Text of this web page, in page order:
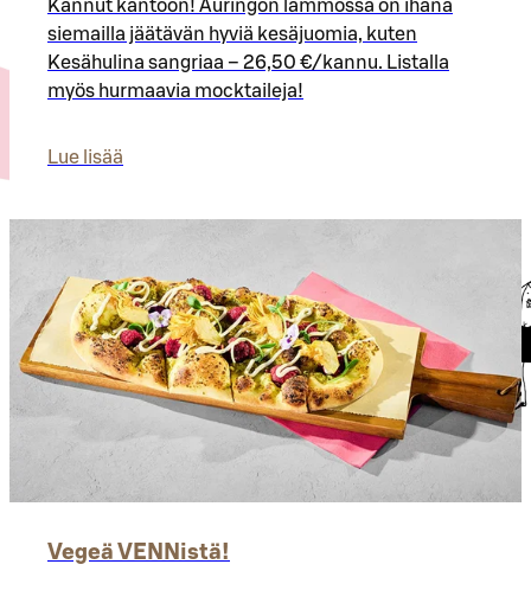
Kannut kantoon! Auringon lämmössä on ihana
siemailla jäätävän hyviä kesäjuomia, kuten
Kesähulina sangriaa – 26,50 €/kannu. Listalla
myös hurmaavia mocktaileja!
Lue lisää
Vegeä VENNistä!